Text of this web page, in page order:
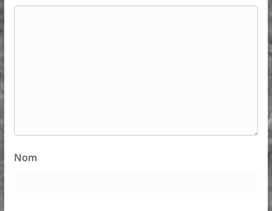
Nom